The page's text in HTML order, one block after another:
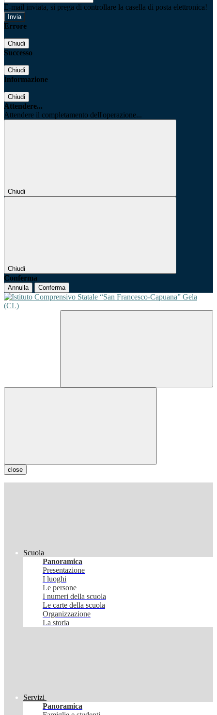
E-mail inviata, si prega di controllare la casella di posta elettronica!
Errore
Chiudi
Successo
Chiudi
Informazione
Chiudi
Attendere...
Attendere il completamento dell'operazione...
Chiudi
Chiudi
Conferma
Annulla Conferma
close
Scuola
Panoramica
Presentazione
I luoghi
Le persone
I numeri della scuola
Le carte della scuola
Organizzazione
La storia
Servizi
Panoramica